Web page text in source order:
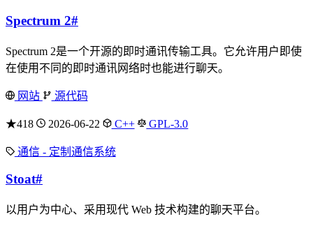
Spectrum 2#
Spectrum 2是一个开源的即时通讯传输工具。它允许用户即使
在使用不同的即时通讯网络时也能进行聊天。
网站 源代码
★418 2026-06-22 C++ GPL-3.0
通信 - 定制通信系统
Stoat#
以用户为中心、采用现代 Web 技术构建的聊天平台。